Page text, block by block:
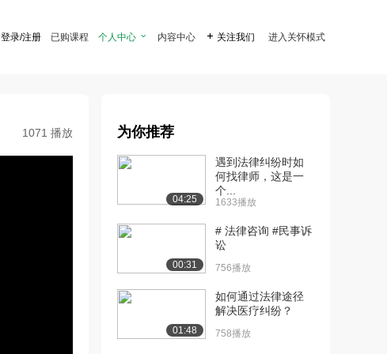
登录/注册 已购课程 个人中心  内容中心  关注我们 进入关怀模式
1071 播放 为你推荐
04:25
遇到法律纠纷时如
何找律师，这是一
个...
1633播放
00:31
# 法律咨询 #民事诉
讼
756播放
01:48
如何通过法律途径
解决医疗纠纷？
758播放